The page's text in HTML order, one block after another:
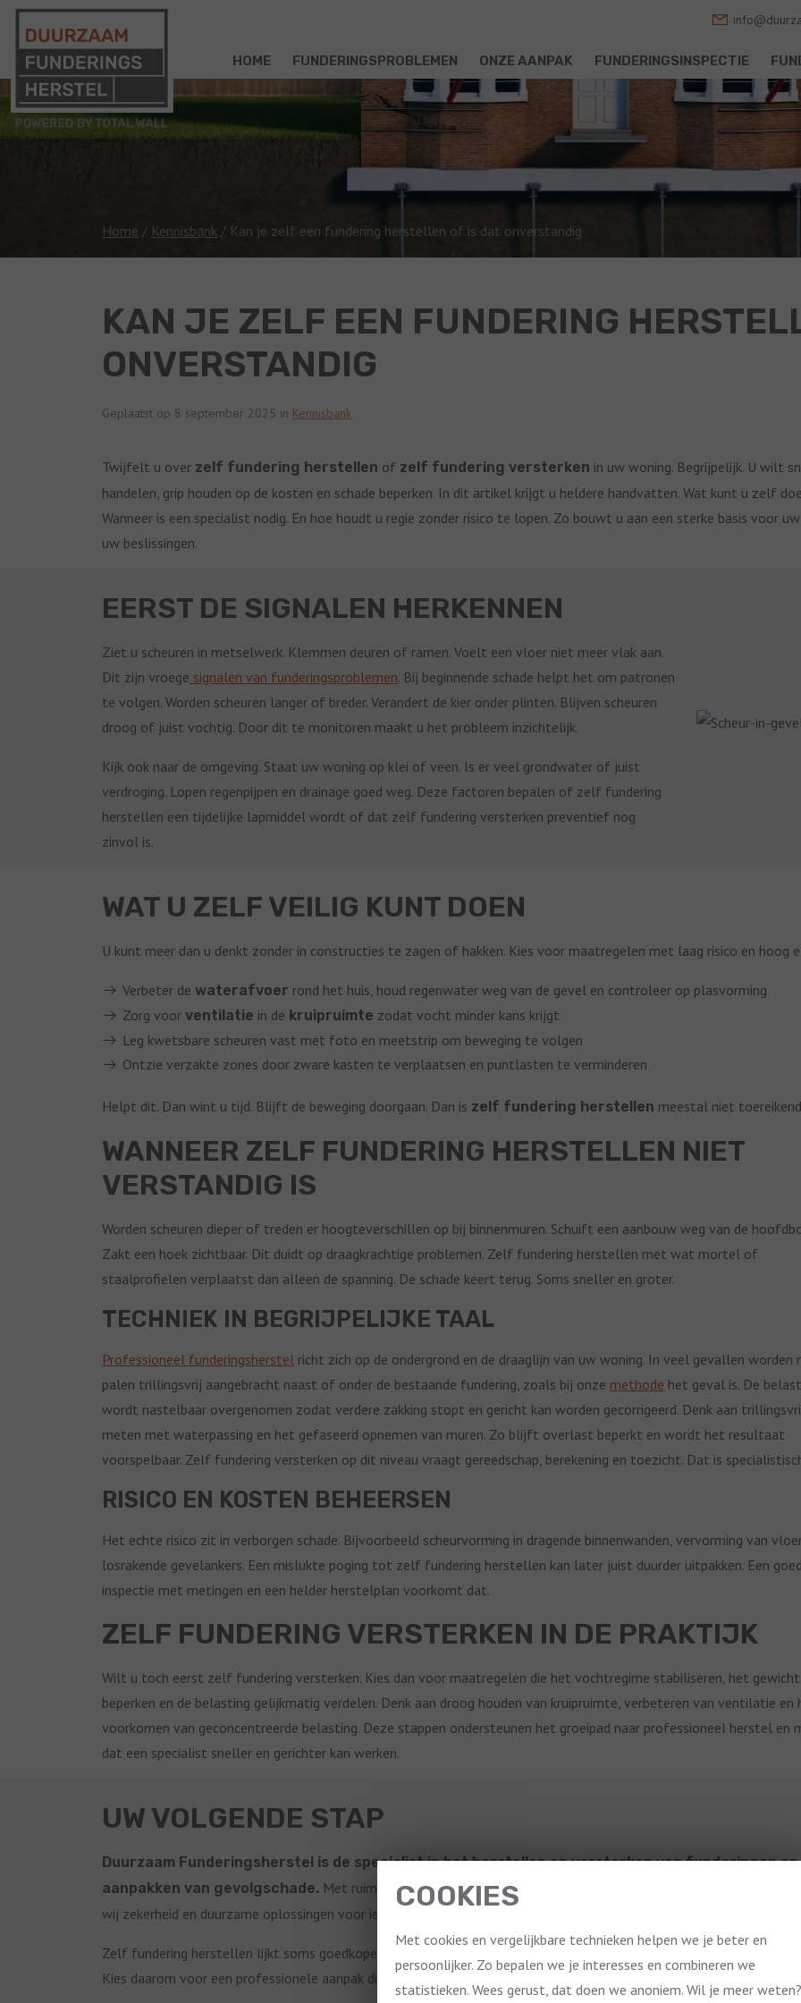
HOME FUNDERINGSPROBLEMEN ONZE AANPAK FUNDERINGSINSPECTIE
Home / Kennisbank / Kan je zelf een fundering herstellen of is dat onverstandig
KAN JE ZELF EEN FUNDERING
ONVERSTANDIG
Geplaatst op 8 september 2025 in Kennisbank
Twijfelt u over zelf fundering herstellen of zelf fundering versterken in uw woning. Begrijpelijk. U wilt
handelen, grip houden op de kosten en schade beperken. In dit artikel krijgt u heldere handvatten. Wat kunt u zelf
Wanneer is een specialist nodig. En hoe houdt u regie zonder risico te lopen. Zo bouwt u aan een sterke basis voor
uw beslissingen.
EERST DE SIGNALEN HERKENNEN
Ziet u scheuren in metselwerk. Klemmen deuren of ramen. Voelt een vloer niet meer vlak aan.
Dit zijn vroege signalen van funderingsproblemen. Bij beginnende schade helpt het om patronen
te volgen. Worden scheuren langer of breder. Verandert de kier onder plinten. Blijven scheuren
droog of juist vochtig. Door dit te monitoren maakt u het probleem inzichtelijk.
Kijk ook naar de omgeving. Staat uw woning op klei of veen. Is er veel grondwater of juist
verdroging. Lopen regenpijpen en drainage goed weg. Deze factoren bepalen of zelf fundering
herstellen een tijdelijke lapmiddel wordt of dat zelf fundering versterken preventief nog
zinvol is.
WAT U ZELF VEILIG KUNT DOEN
U kunt meer dan u denkt zonder in constructies te zagen of hakken. Kies voor maatregelen met laag risico en hoog
Verbeter de waterafvoer rond het huis, houd regenwater weg van de gevel en controleer op plasvorming
Zorg voor ventilatie in de kruipruimte zodat vocht minder kans krijgt
Leg kwetsbare scheuren vast met foto en meetstrip om beweging te volgen
Ontzie verzakte zones door zware kasten te verplaatsen en puntlasten te verminderen
Helpt dit. Dan wint u tijd. Blijft de beweging doorgaan. Dan is zelf fundering herstellen meestal niet
WANNEER ZELF FUNDERING HERSTELLEN NIET
VERSTANDIG IS
Worden scheuren dieper of treden er hoogteverschillen op bij binnenmuren. Schuift een aanbouw weg van de
Zakt een hoek zichtbaar. Dit duidt op draagkrachtige problemen. Zelf fundering herstellen met wat mortel of
staalprofielen verplaatst dan alleen de spanning. De schade keert terug. Soms sneller en groter.
TECHNIEK IN BEGRIJPELIJKE TAAL
Professioneel funderingsherstel richt zich op de ondergrond en de draaglijn van uw woning. In veel gevallen worden
palen trillingsvrij aangebracht naast of onder de bestaande fundering, zoals bij onze methode het geval is. De
wordt nastelbaar overgenomen zodat verdere zakking stopt en gericht kan worden gecorrigeerd. Denk aan
meten met waterpassing en het gefaseerd opnemen van muren. Zo blijft overlast beperkt en wordt het resultaat
voorspelbaar. Zelf fundering versterken op dit niveau vraagt gereedschap, berekening en toezicht. Dat is
RISICO EN KOSTEN BEHEERSEN
Het echte risico zit in verborgen schade. Bijvoorbeeld scheurvorming in dragende binnenwanden, vervorming van
losrakende gevelankers. Een mislukte poging tot zelf fundering herstellen kan later juist duurder uitpakken. Een
inspectie met metingen en een helder herstelplan voorkomt dat.
ZELF FUNDERING VERSTERKEN IN DE PRAKTIJK
Wilt u toch eerst zelf fundering versterken. Kies dan voor maatregelen die het vochtregime stabiliseren, het gewicht
beperken en de belasting gelijkmatig verdelen. Denk aan droog houden van kruipruimte, verbeteren van ventilatie en
voorkomen van geconcentreerde belasting. Deze stappen ondersteunen het groeipad naar professioneel herstel en
dat een specialist sneller en gerichter kan werken.
UW VOLGENDE STAP
Duurzaam Funderingsherstel is de specialist in het herstellen en versterken van funderingen en
aanpakken van gevolgschade. Met ruim 35 jaar ervaring, een eigen ingenieursbureau en trillingsvrije technieken
wij zekerheid en duurzame oplossingen voor iedere woning.
Zelf fundering herstellen lijkt soms goedkoper, maar in de praktijk brengt het vaak meer risico’s en kosten met zich
Kies daarom voor een professionele aanpak die problemen echt oplost en de waarde van uw woning beschermt.
COOKIES
Met cookies en vergelijkbare technieken helpen we je beter en
persoonlijker. Zo bepalen we je interesses en combineren we
statistieken. Wees gerust, dat doen we anoniem. Wil je meer weten?